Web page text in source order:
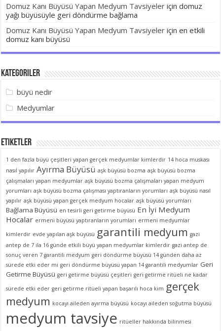
Domuz Kanı Büyüsü Yapan Medyum Tavsiyeler içindomuz
yağı büyüsüyle geri döndürme bağlama
Domuz Kanı Büyüsü Yapan Medyum Tavsiyeler içinen etkili
domuz kanı büyüsü
Kategoriler
büyü nedir
Medyumlar
Etiketler
1 den fazla büyü çeşitleri yapan gerçek medyumlar kimlerdir 14 hoca muskası
nasıl yapılır Ayırma Büyüsü aşk büyüsü bozma aşk büyüsü bozma
çalışmaları yapan medyumlar aşk büyüsü bozma çalışmaları yapan medyum
yorumları aşk büyüsü bozma çalışması yaptıranların yorumları aşk büyüsü nasıl
yapılır aşk büyüsü yapan gerçek medyum hocalar aşk büyüsü yorumları
Bağlama Büyüsü en tesirli geri getirme büyüsü En İyi Medyum
Hocalar ermeni büyüsü yaptıranların yorumları ermeni medyumlar
kimlerdir evde yapılan aşk büyüsü garantili medyum gazi
antep de 7 ila 16 günde etkili büyü yapan medyumlar kimlerdir gazi antep de
sonuç veren 7 garantili medyum geri döndürme büyüsü 14 günden daha az
sürede etki eder mi geri döndürme büyüsü yapan 14 garantili medyumlar Geri
Getirme Büyüsü geri getirme büyüsü çeşitleri geri getirme ritüeli ne kadar
sürede etki eder geri getirme ritüeli yapan başarılı hoca kim gerçek
medyum kocayı aileden ayırma büyüsü kocayı aileden soğutma büyüsü
medyum tavsiye ritüeller hakkında bilinmesi